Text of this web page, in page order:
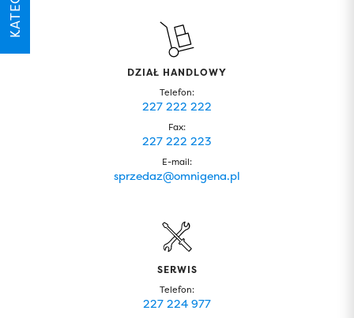
DZIAŁ HANDLOWY
Telefon:
227 222 222
Fax:
227 222 223
E-mail:
sprzedaz@omnigena.pl
SERWIS
Telefon:
227 224 977